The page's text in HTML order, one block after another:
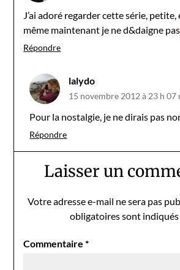
J’ai adoré regarder cette série,
même maintenant je ne d&daigne pas
Répondre
lalydo
15 novembre 2012 à 23 h 07
Pour la nostalgie, je ne dirais pas
Répondre
Laisser un
Votre adresse e-mail ne sera pas
obligatoires sont indiqués
Commentaire*